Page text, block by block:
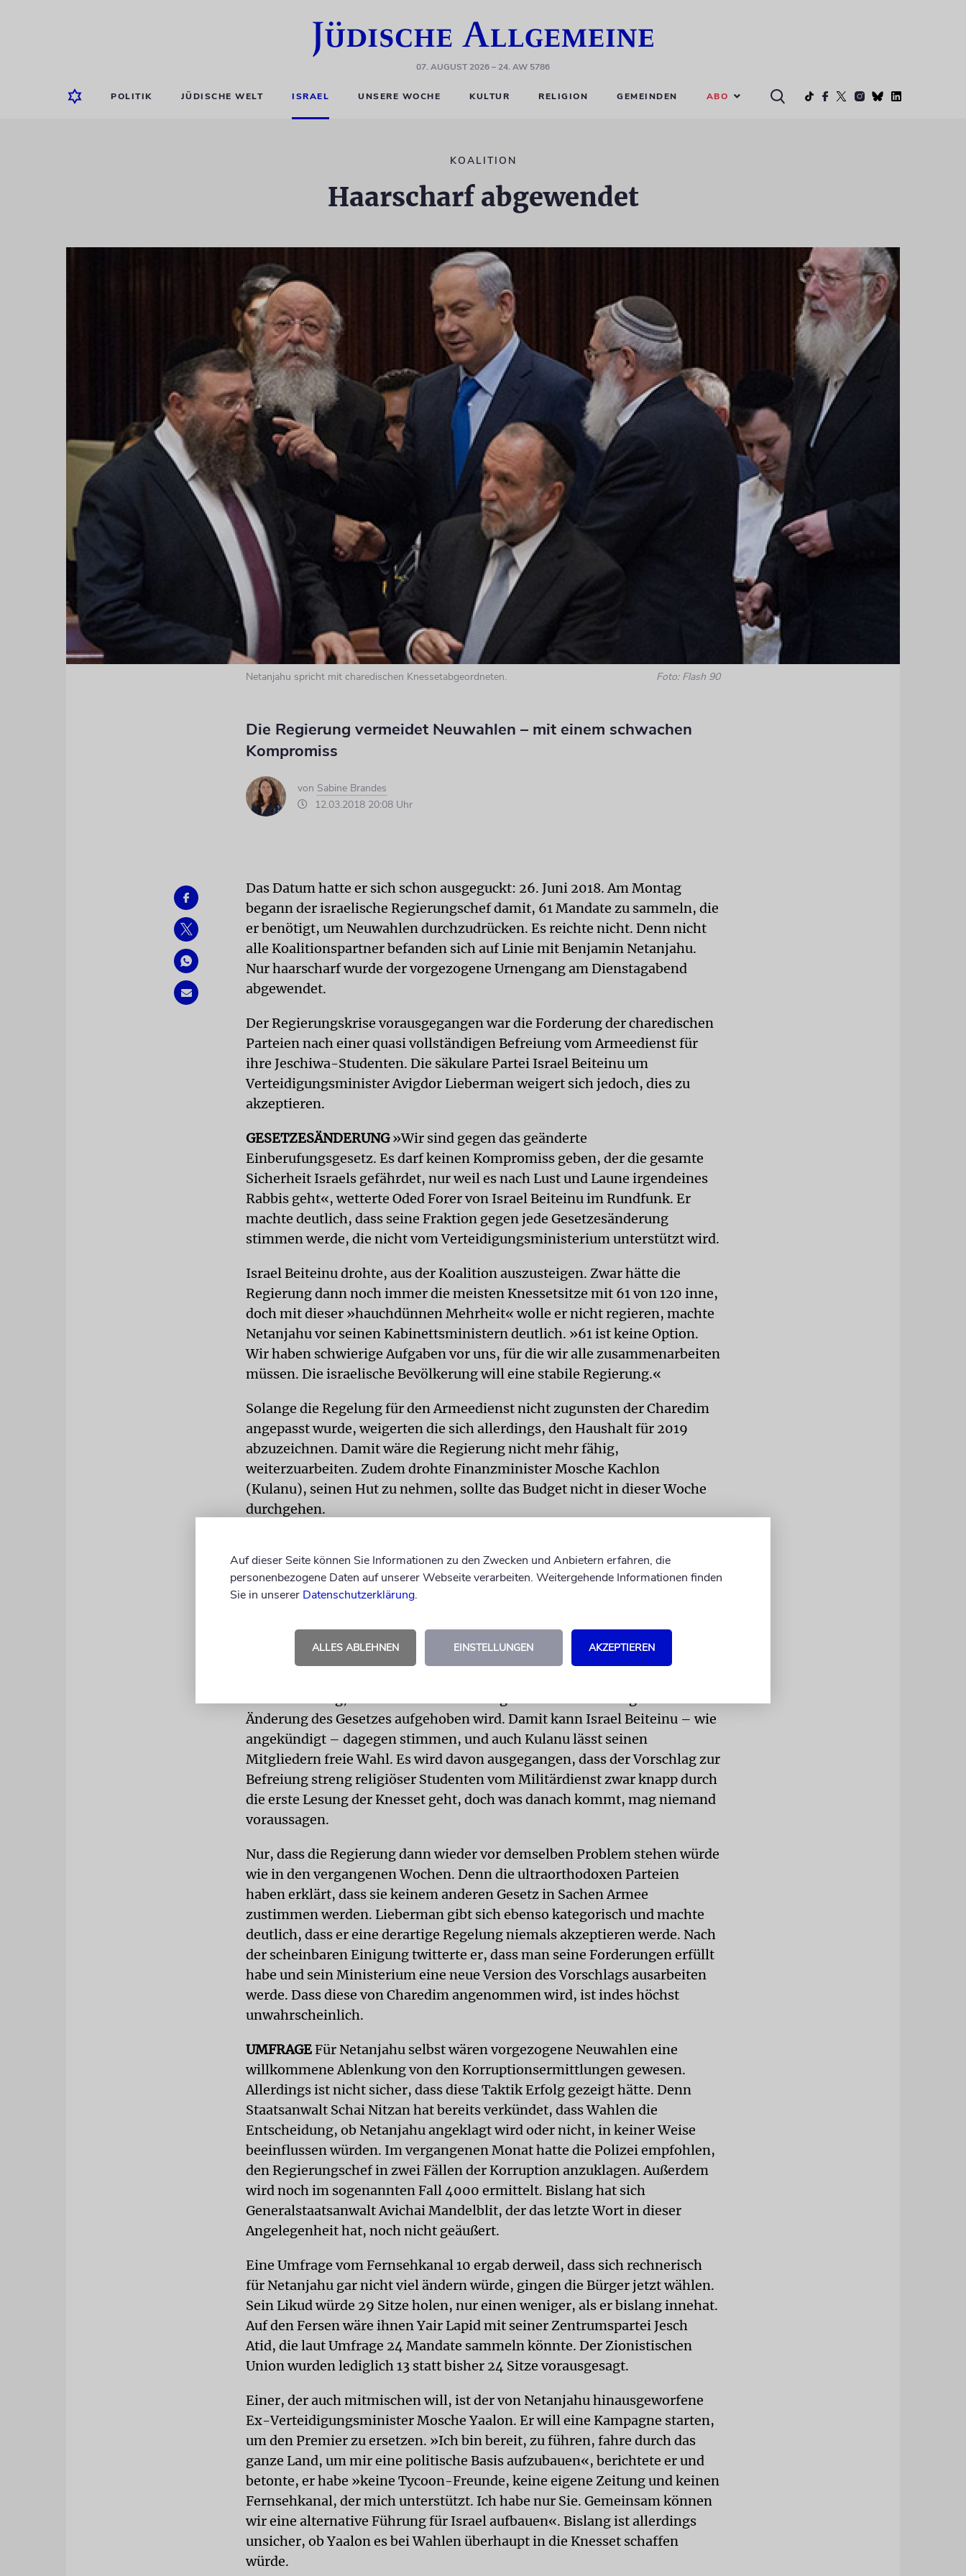
07. AUGUST 2026– 24. AW 5786
POLITIK JÜDISCHE WELT ISRAEL UNSERE WOCHE KULTUR RELIGION GEMEINDEN ABO
KOALITION
Haarscharf abgewendet
Netanjahu spricht mit charedischen Knessetabgeordneten. Foto: Flash 90
Die Regierung vermeidet Neuwahlen – mit einem schwachen
Kompromiss
von Sabine Brandes
12.03.2018 20:08 Uhr
Das Datum hatte er sich schon ausgeguckt: 26. Juni 2018. Am Montag
begann der israelische Regierungschef damit, 61 Mandate zu sammeln, die
er benötigt, um Neuwahlen durchzudrücken. Es reichte nicht. Denn nicht
alle Koalitionspartner befanden sich auf Linie mit Benjamin Netanjahu.
Nur haarscharf wurde der vorgezogene Urnengang am Dienstagabend
abgewendet.
Der Regierungskrise vorausgegangen war die Forderung der charedischen
Parteien nach einer quasi vollständigen Befreiung vom Armeedienst für
ihre Jeschiwa-Studenten. Die säkulare Partei Israel Beiteinu um
Verteidigungsminister Avigdor Lieberman weigert sich jedoch, dies zu
akzeptieren.
GESETZESÄNDERUNG»Wir sind gegen das geänderte
Einberufungsgesetz. Es darf keinen Kompromiss geben, der die gesamte
Sicherheit Israels gefährdet, nur weil es nach Lust und Laune irgendeines
Rabbis geht«, wetterte Oded Forer von Israel Beiteinu im Rundfunk. Er
machte deutlich, dass seine Fraktion gegen jede Gesetzesänderung
stimmen werde, die nicht vom Verteidigungsministerium unterstützt wird.
Israel Beiteinu drohte, aus der Koalition auszusteigen. Zwar hätte die
Regierung dann noch immer die meisten Knessetsitze mit 61 von 120 inne,
doch mit dieser »hauchdünnen Mehrheit« wolle er nicht regieren, machte
Netanjahu vor seinen Kabinettsministern deutlich. »61 ist keine Option.
Wir haben schwierige Aufgaben vor uns, für die wir alle zusammenarbeiten
müssen. Die israelische Bevölkerung will eine stabile Regierung.«
Solange die Regelung für den Armeedienst nicht zugunsten der Charedim
angepasst wurde, weigerten die sich allerdings, den Haushalt für 2019
abzuzeichnen. Damit wäre die Regierung nicht mehr fähig,
weiterzuarbeiten. Zudem drohte Finanzminister Mosche Kachlon
(Kulanu), seinen Hut zu nehmen, sollte das Budget nicht in dieser Woche
durchgehen.
aus: Neben Lieberman auch Kachlon und Justizministerin Ayelet Shaked.
Sie warnte in den sozialen Netzwerken, es wäre ein historischer Fehler,
eine rechtsgerichtete Regierung zu stürzen, vergleichbar mit dem Fall der
Am Ende gab es einen Kompromiss, der eigentlich keiner war.
Änderung des Gesetzes aufgehoben wird. Damit kann Israel Beiteinu – wie
angekündigt – dagegen stimmen, und auch Kulanu lässt seinen
Mitgliedern freie Wahl. Es wird davon ausgegangen, dass der Vorschlag zur
Befreiung streng religiöser Studenten vom Militärdienst zwar knapp durch
die erste Lesung der Knesset geht, doch was danach kommt, mag niemand
voraussagen.
Nur, dass die Regierung dann wieder vor demselben Problem stehen würde
wie in den vergangenen Wochen. Denn die ultraorthodoxen Parteien
haben erklärt, dass sie keinem anderen Gesetz in Sachen Armee
zustimmen werden. Lieberman gibt sich ebenso kategorisch und machte
deutlich, dass er eine derartige Regelung niemals akzeptieren werde. Nach
der scheinbaren Einigung twitterte er, dass man seine Forderungen erfüllt
habe und sein Ministerium eine neue Version des Vorschlags ausarbeiten
werde. Dass diese von Charedim angenommen wird, ist indes höchst
unwahrscheinlich.
UMFRAGEFür Netanjahu selbst wären vorgezogene Neuwahlen eine
willkommene Ablenkung von den Korruptionsermittlungen gewesen.
Allerdings ist nicht sicher, dass diese Taktik Erfolg gezeigt hätte. Denn
Staatsanwalt Schai Nitzan hat bereits verkündet, dass Wahlen die
Entscheidung, ob Netanjahu angeklagt wird oder nicht, in keiner Weise
beeinflussen würden. Im vergangenen Monat hatte die Polizei empfohlen,
den Regierungschef in zwei Fällen der Korruption anzuklagen. Außerdem
wird noch im sogenannten Fall 4000 ermittelt. Bislang hat sich
Generalstaatsanwalt Avichai Mandelblit, der das letzte Wort in dieser
Angelegenheit hat, noch nicht geäußert.
Eine Umfrage vom Fernsehkanal 10 ergab derweil, dass sich rechnerisch
für Netanjahu gar nicht viel ändern würde, gingen die Bürger jetzt wählen.
Sein Likud würde 29 Sitze holen, nur einen weniger, als er bislang innehat.
Auf den Fersen wäre ihnen Yair Lapid mit seiner Zentrumspartei Jesch
Atid, die laut Umfrage 24 Mandate sammeln könnte. Der Zionistischen
Union wurden lediglich 13 statt bisher 24 Sitze vorausgesagt.
Einer, der auch mitmischen will, ist der von Netanjahu hinausgeworfene
Ex-Verteidigungsminister Mosche Yaalon. Er will eine Kampagne starten,
um den Premier zu ersetzen. »Ich bin bereit, zu führen, fahre durch das
ganze Land, um mir eine politische Basis aufzubauen«, berichtete er und
betonte, er habe »keine Tycoon-Freunde, keine eigene Zeitung und keinen
Fernsehkanal, der mich unterstützt. Ich habe nur Sie. Gemeinsam können
wir eine alternative Führung für Israel aufbauen«. Bislang ist allerdings
unsicher, ob Yaalon es bei Wahlen überhaupt in die Knesset schaffen
würde.
Auf dieser Seite können Sie Informationen zu den Zwecken und Anbietern erfahren, die
personenbezogene Daten auf unserer Webseite verarbeiten. Weitergehende Informationen finden
Sie in unserer Datenschutzerklärung.
ALLES ABLEHNEN EINSTELLUNGEN AKZEPTIEREN